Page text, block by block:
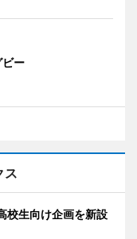
ー
ス
生向け企画を新設